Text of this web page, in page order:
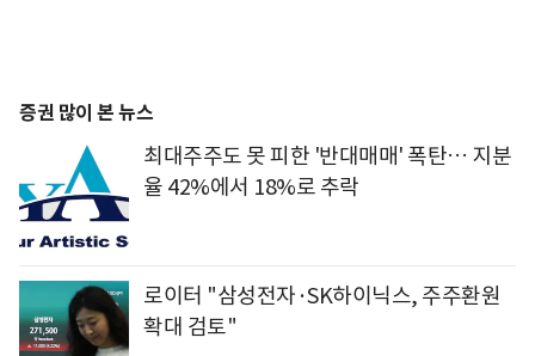
증권 많이 본 뉴스
최대주주도 못 피한 '반대매매' 폭탄… 지분
율 42%에서 18%로 추락
로이터 "삼성전자·SK하이닉스, 주주환원
확대 검토"